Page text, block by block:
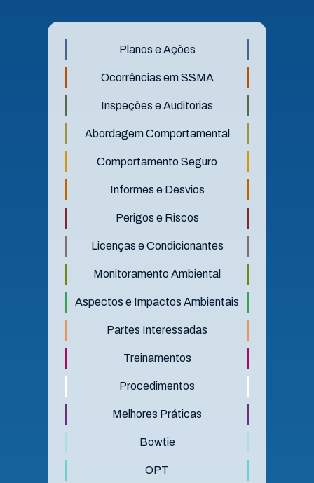
Planos e Ações
Ocorrências em SSMA
Inspeções e Auditorias
Abordagem Comportamental
Comportamento Seguro
Informes e Desvios
Perigos e Riscos
Licenças e Condicionantes
Monitoramento Ambiental
Aspectos e Impactos Ambientais
Partes Interessadas
Treinamentos
Procedimentos
Melhores Práticas
Bowtie
OPT